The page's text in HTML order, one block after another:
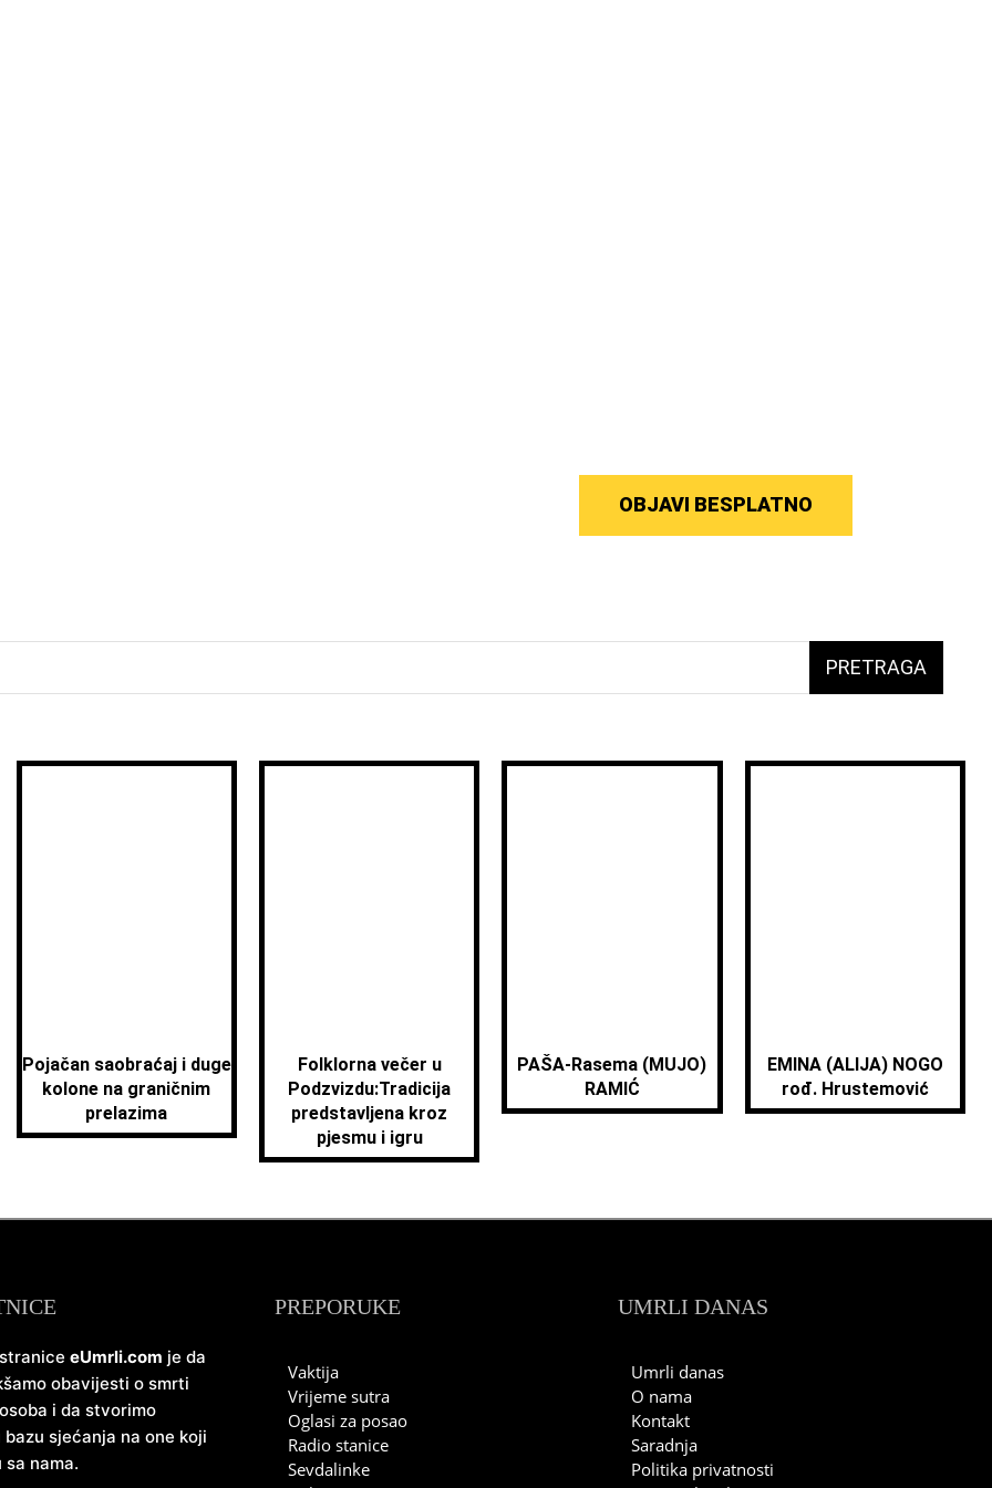
OBJAVI BESPLATNO
PRETRAGA
Pojačan saobraćaj i duge
kolone na graničnim
prelazima
Folklorna večer u
Podzvizdu:Tradicija
predstavljena kroz
pjesmu i igru
PAŠA-Rasema (MUJO)
RAMIĆ
EMINA (ALIJA) NOGO
rođ. Hrustemović
eUmrli.com je da
obavijesti o smrti
i da stvorimo
sjećanja na one koji
nama.
PREPORUKE
Vaktija
Vrijeme sutra
Oglasi za posao
Radio stanice
Sevdalinke
UMRLI DANAS
Umrli danas
O nama
Kontakt
Saradnja
Politika privatnosti